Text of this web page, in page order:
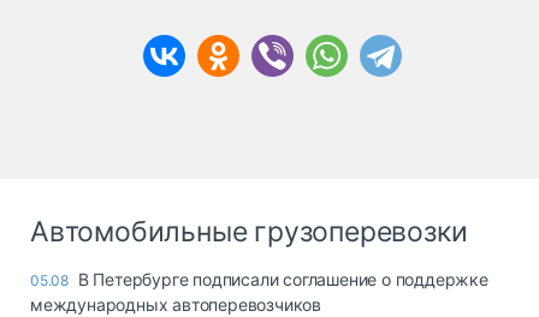
Автомобильные грузоперевозки
05.08 В Петербурге подписали соглашение о поддержке
международных автоперевозчиков